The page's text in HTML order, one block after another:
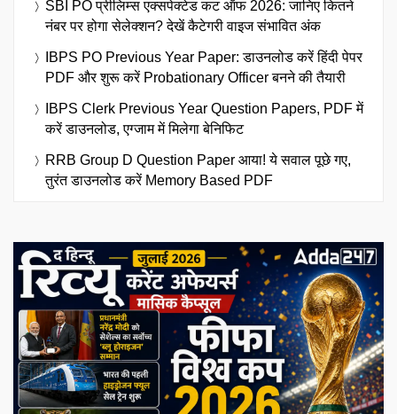
SBI PO प्रीलिम्स एक्सपेक्टेड कट ऑफ 2026: जानिए कितने
नंबर पर होगा सेलेक्शन? देखें कैटेगरी वाइज संभावित अंक
IBPS PO Previous Year Paper: डाउनलोड करें हिंदी पेपर
PDF और शुरू करें Probationary Officer बनने की तैयारी
IBPS Clerk Previous Year Question Papers, PDF में
करें डाउनलोड, एग्जाम में मिलेगा बेनिफिट
RRB Group D Question Paper आया! ये सवाल पूछे गए,
तुरंत डाउनलोड करें Memory Based PDF